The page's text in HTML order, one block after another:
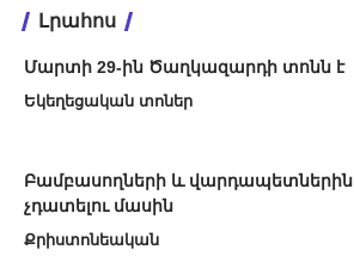
Լրահոս
Մարտի 29-ին Ծաղկազարդի տոնն է
Եկեղեցական տոներ
Բամբասողների և վարդապետներին
չդատելու մասին
Քրիստոնեական